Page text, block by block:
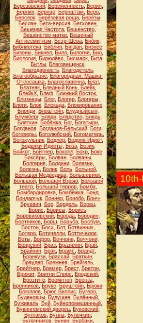
Березовский, Беременность, Берия,
Берлин, Бернар, Бернштам Беро,
Берсерк, Берёзовая роща, Берёзы,
Беслан Бета-версия Бетховен
Бешеная Частота Бешенство
Бешенство матки Бешеный
Антисемитизм
Беэр-Шева Бибик
Библиотека Библия Бигдан Бизнес
Бизоны Бикнел Билл Билогия Био
Биология, Бирюлёво, Бисмарк, Бита,
Битлы Благовещенск
Благодарность, Благодетель,
Благообразие Благородная. Машка-
Отсосашка, Благославенна, Блат,
Блатняк Бледный Конь Блейк
БлейкХ Блеф Ближний Восток
Близнецы, Блог, Блогер, Блогеры,
Блоги Блок Блокада Блокирование
Блонди Блоштейн Блудныйсын
Блумберг, Бляди, Блядство, Блядь,
Бляткин, Бобёжка, Бог, Богатыри,
Богданов Богданов-Бельский Боги
Боговеры Боголюбский Богоматерь
Богохульник Бодлер Бодряк-Идиот,
Бодряки-Идиоты, Боза, Бозик,
Бойкот, Бойтнер, Боколл, Бокр, Бокс
Боксёры, Болван, Болваны,
Болгария, Болдини, Болезни,
Болезнь, Болик, Боль, Больной,
Большая Медведица Большевики
Большой, Большой Взрыв, Большой
театр Большой террор Бомба
Бомбардировка, Бомбёжка, Бонд,
Бондарчук, Боннер, Бонобо, Бонч-
Бруевич
Бор, Бордель, Борец,
Борис
Борисы Борись
Боровиковский Борода Бородин
Бортников Борщ Борьба Босбум
Бостон Босх Бот, Ботвинник
Ботеро Ботичелли Боттичелли
Боты, Бофор, Боччоне, Боччони,
Боярский Браз Бразилия Брай
Брайнин Брак Брамс Брандт,
Бранкузи Брассай Браткин
Браудер, Брежнев, Брейгель,
Брейтнер, Бремер, Брест, Бретон,
Брижит, Бритни Спирс Бродский
Брозтито, Бромптон, Бронза,
Бронников Брукс Бруштейн Брюки
Брюллов Брюс Виллис Бугеро
Буденовцы, Будущее, Будённый,
Буживаль Буй Буйнопомешанный
Букингемский дворец Буковский
Булгаков Булла Булочкин
Булочников Бунин Бурбаки